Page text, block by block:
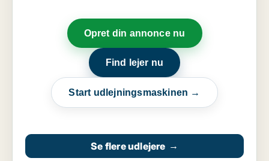
Opret din annonce nu
Find lejer nu
Start udlejningsmaskinen →
Se flere udlejere →